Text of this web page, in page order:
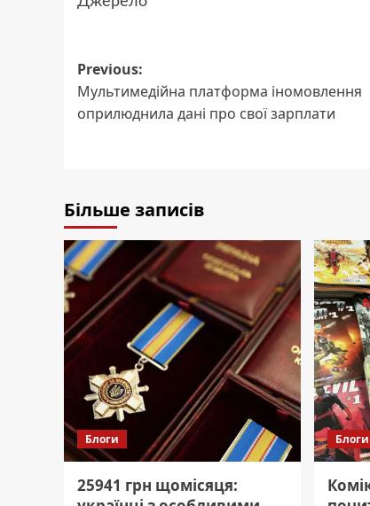
Post
navigation
Previous:
Мультимедійна платформа іномовлення
оприлюднила дані про свої зарплати
Більше записів
Блоги
25941 грн щомісяця:
Блоги